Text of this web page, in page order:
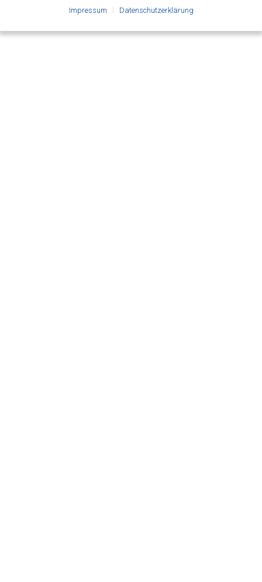
Impressum Datenschutzerklärung